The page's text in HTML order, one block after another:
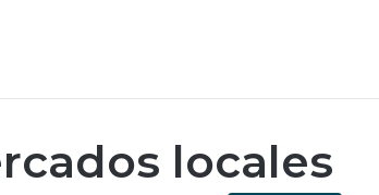
locales